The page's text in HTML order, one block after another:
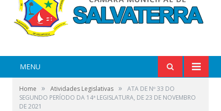
MENU
Home » Atividades Legislativas »
ATA DE Nº 33 DO
SEGUNDO PERÍODO DA 14ª LEGISLATURA, DE 23 DE NOVEMBRO
DE 2021